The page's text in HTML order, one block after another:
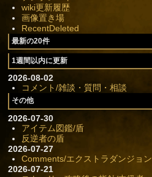
wiki更新履歴
画像置き場
RecentDeleted
最新の20件
1週間以内に更新
2026-08-02
コメント/雑談・質問・相談
その他
2026-07-30
アイテム図鑑/盾
反逆者の盾
2026-07-27
Comments/エクストラダンジョン
2026-07-21